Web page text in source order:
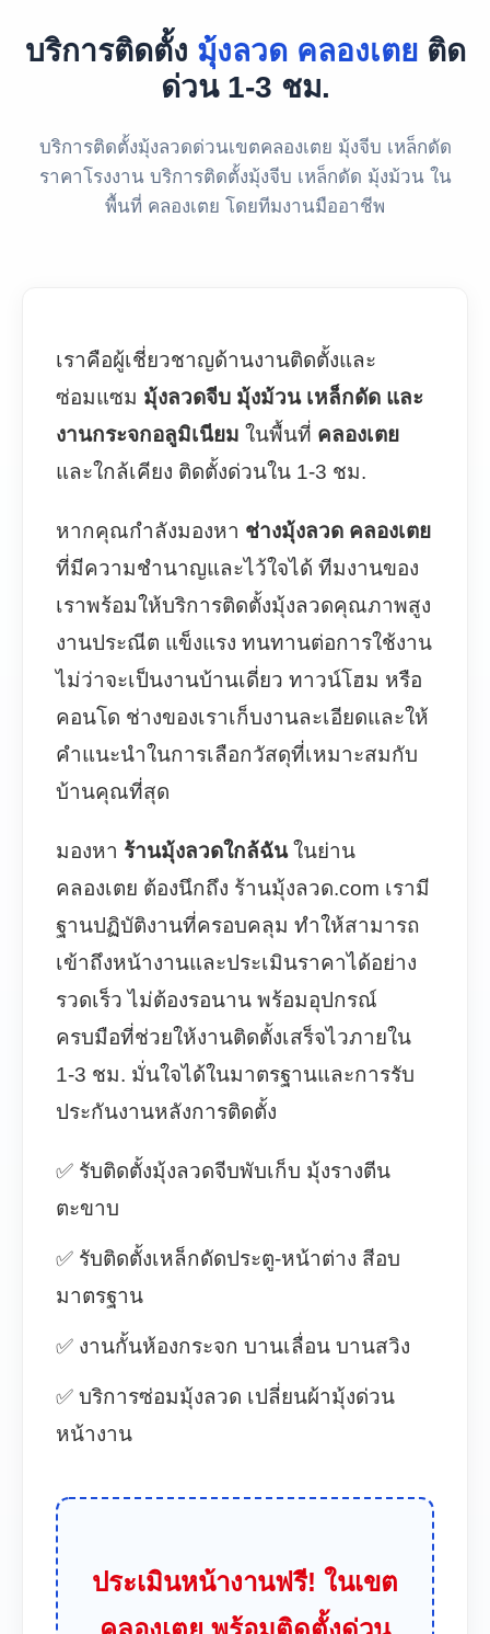
บริการติดตั้ง มุ้งลวด คลองเตยติด
ด่วน 1-3 ชม.
บริการติดตั้งมุ้งลวดด่วนเขตคลองเตย มุ้งจีบ เหล็กดัด
ราคาโรงงาน บริการติดตั้งมุ้งจีบ เหล็กดัด มุ้งม้วน ใน
พื้นที่ คลองเตย โดยทีมงานมืออาชีพ
เราคือผู้เชี่ยวชาญด้านงานติดตั้งและ
ซ่อมแซม มุ้งลวดจีบ มุ้งม้วน เหล็กดัด และ
งานกระจกอลูมิเนียม ในพื้นที่ คลองเตย
และใกล้เคียง ติดตั้งด่วนใน 1-3 ชม.
หากคุณกำลังมองหา ช่างมุ้งลวด คลองเตย
ที่มีความชำนาญและไว้ใจได้ ทีมงานของ
เราพร้อมให้บริการติดตั้งมุ้งลวดคุณภาพสูง
งานประณีต แข็งแรง ทนทานต่อการใช้งาน
ไม่ว่าจะเป็นงานบ้านเดี่ยว ทาวน์โฮม หรือ
คอนโด ช่างของเราเก็บงานละเอียดและให้
คำแนะนำในการเลือกวัสดุที่เหมาะสมกับ
บ้านคุณที่สุด
มองหา ร้านมุ้งลวดใกล้ฉันในย่าน
คลองเตย ต้องนึกถึง ร้านมุ้งลวด.com เรามี
ฐานปฏิบัติงานที่ครอบคลุม ทำให้สามารถ
เข้าถึงหน้างานและประเมินราคาได้อย่าง
รวดเร็ว ไม่ต้องรอนาน พร้อมอุปกรณ์
ครบมือที่ช่วยให้งานติดตั้งเสร็จไวภายใน
1-3 ชม. มั่นใจได้ในมาตรฐานและการรับ
ประกันงานหลังการติดตั้ง
✅ รับติดตั้งมุ้งลวดจีบพับเก็บ มุ้งรางตีน
ตะขาบ
✅ รับติดตั้งเหล็กดัดประตู-หน้าต่าง สีอบ
มาตรฐาน
✅ งานกั้นห้องกระจก บานเลื่อน บานสวิง
✅ บริการซ่อมมุ้งลวด เปลี่ยนผ้ามุ้งด่วน
หน้างาน
ประเมินหน้างานฟรี! ในเขต